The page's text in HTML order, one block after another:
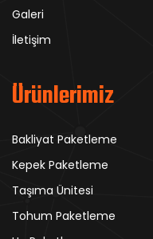
Galeri
İletişim
Ürünlerimiz
Bakliyat Paketleme
Kepek Paketleme
Taşıma Ünitesi
Tohum Paketleme